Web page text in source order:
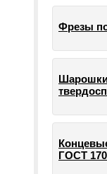
Фрезы
ГОСТ